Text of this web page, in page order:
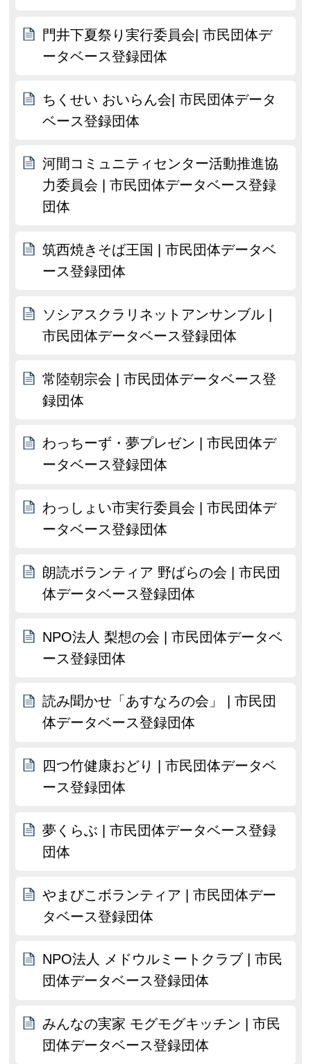
門井下夏祭り実行委員会| 市民団体デ
ータベース登録団体
ちくせい おいらん会| 市民団体データ
ベース登録団体
河間コミュニティセンター活動推進協
力委員会 | 市民団体データベース登録
団体
筑西焼きそば王国 | 市民団体データベ
ース登録団体
ソシアスクラリネットアンサンブル |
市民団体データベース登録団体
常陸朝宗会 | 市民団体データベース登
録団体
わっちーず・夢プレゼン | 市民団体デ
ータベース登録団体
わっしょい市実行委員会 | 市民団体デ
ータベース登録団体
朗読ボランティア 野ばらの会 | 市民団
体データベース登録団体
NPO法人 梨想の会 | 市民団体データベ
ース登録団体
読み聞かせ「あすなろの会」 | 市民団
体データベース登録団体
四つ竹健康おどり | 市民団体データベ
ース登録団体
夢くらぶ | 市民団体データベース登録
団体
やまびこボランティア | 市民団体デー
タベース登録団体
NPO法人 メドウルミートクラブ | 市民
団体データベース登録団体
みんなの実家 モグモグキッチン | 市民
団体データベース登録団体